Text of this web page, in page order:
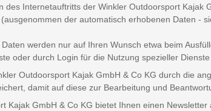
des Internetauftritts der Winkler Outdoorsport Kajak
der automatisch erhobenen Daten -
werden nur auf Ihren Wunsch etwa beim
oder durch Login für die Nutzung spezieller
Outdoorsport Kajak GmbH & Co KG durch die
damit auf diese zur Bearbeitung und
Kajak GmbH & Co KG bietet Ihnen einen